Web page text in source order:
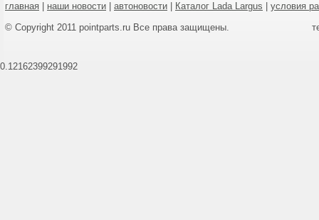
главная наши новости автоновости Каталог Lada Largus
условия
© Copyright 2011 pointparts.ru Все права защищены.
0.12162399291992